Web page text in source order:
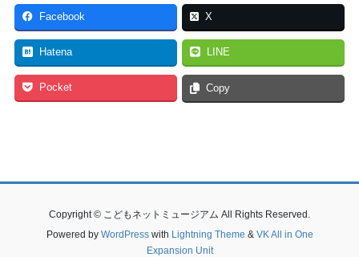
Facebook X
Hatena LINE
Pocket Copy
Copyright © こどもネットミュージアム All Rights Reserved.
Powered by WordPresswith Lightning Theme & VK All in One
Expansion Unit